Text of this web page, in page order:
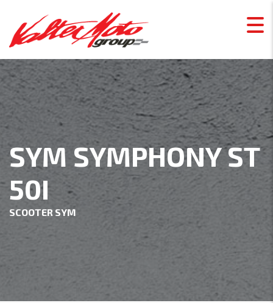
SYM SYMPHONY ST
50I
SCOOTER SYM